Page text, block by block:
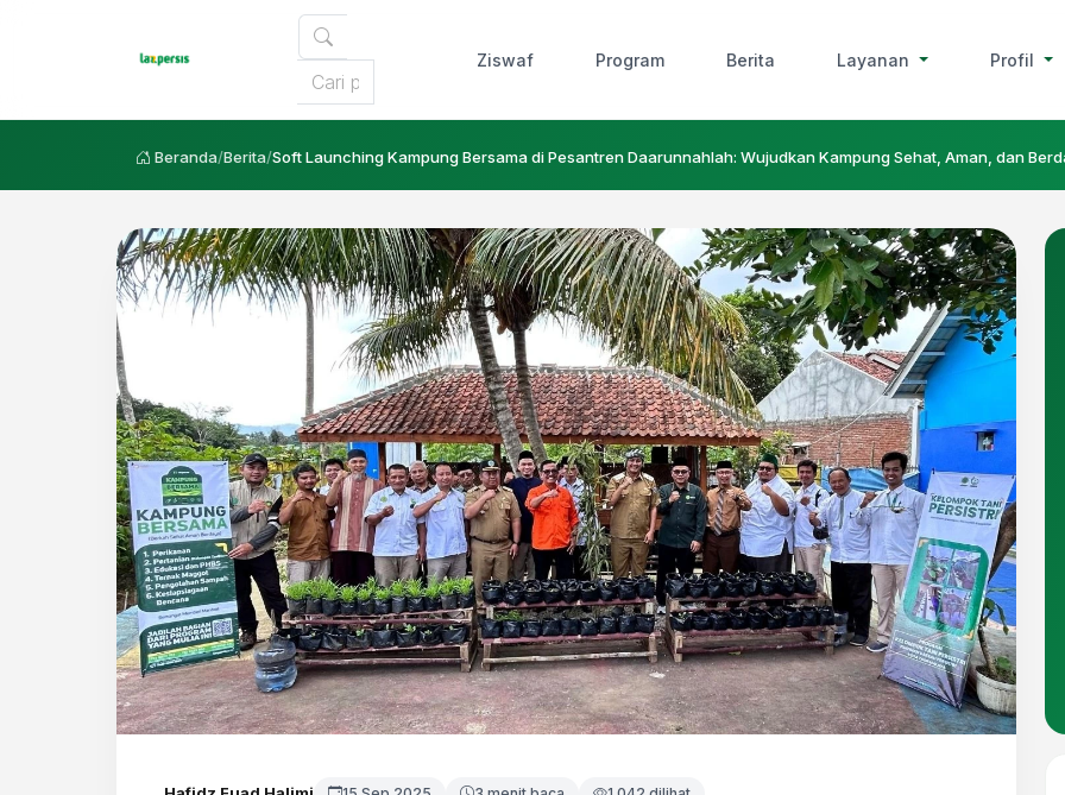
Ziswaf Program Berita Layanan Profil
Beranda/Berita/Soft Launching Kampung Bersama di Pesantren Daarunnahlah: Wujudkan Kampung Sehat, ‎Aman, dan